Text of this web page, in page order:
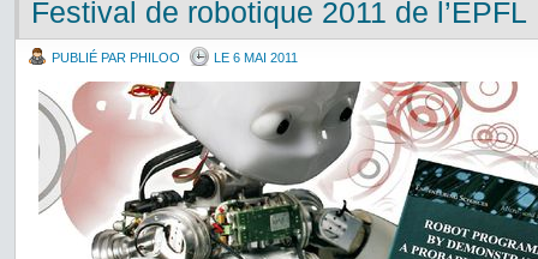
Festival de robotique 2011 de l’EPFL
PUBLIÉ PAR PHILOO LE 6 MAI 2011